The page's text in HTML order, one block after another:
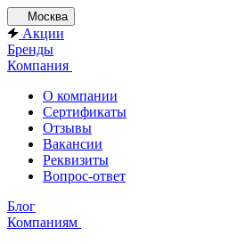
Москва
Акции
Бренды
Компания
О компании
Сертификаты
Отзывы
Вакансии
Реквизиты
Вопрос-ответ
Блог
Компаниям